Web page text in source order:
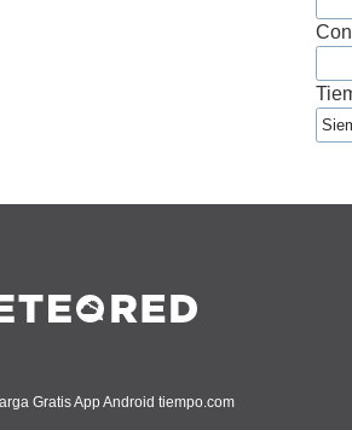
Gratis App Android tiempo.com